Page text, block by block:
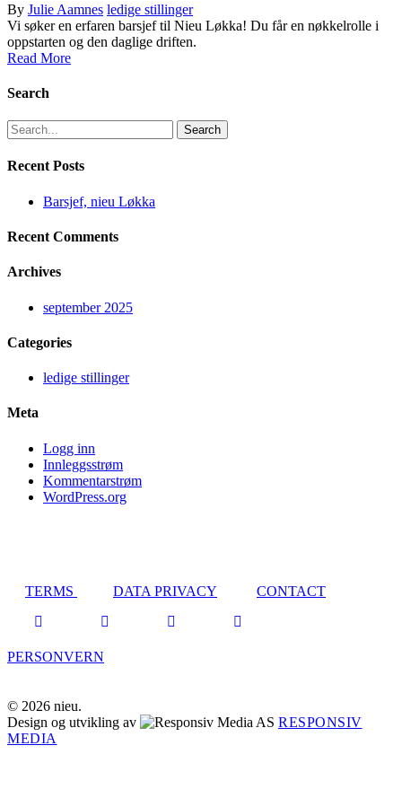
By Julie Aamnes ledige stillinger
Vi søker en erfaren barsjef til Nieu Løkka! Du får en nøkkelrolle i
oppstarten og den daglige driften.
Read More
Search
Search
Recent Posts
Barsjef, nieu Løkka
Recent Comments
Archives
september 2025
Categories
ledige stillinger
Meta
Logg inn
Innleggsstrøm
Kommentarstrøm
WordPress.org
TERMS DATA PRIVACY CONTACT
PERSONVERN
© 2026 nieu.
Design og utvikling av
RESPONSIV
MEDIA